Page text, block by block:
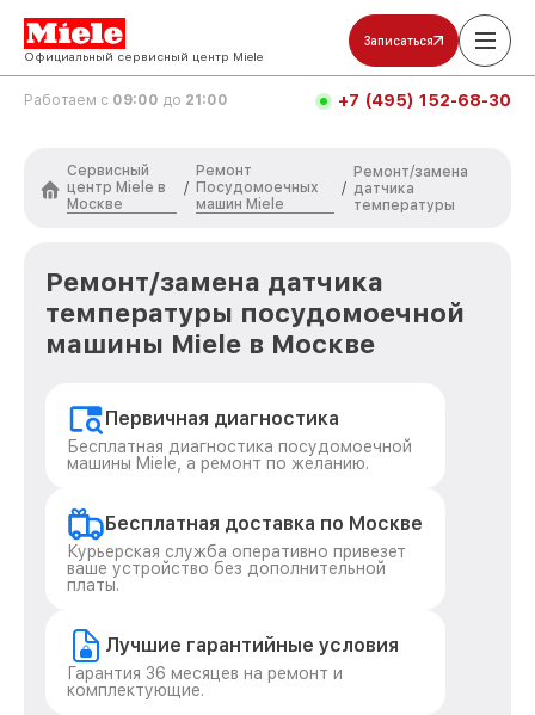
Официальный сервисный центр Miele
Записаться
Работаем с 09:00 до 21:00 +7 (495) 152-68-30
Сервисный
центр Miele в
Москве
/
Ремонт
Посудомоечных
машин Miele
/
Ремонт/замена
датчика
температуры
Ремонт/замена датчика
температуры посудомоечной
машины Miele в Москве
Первичная диагностика
Бесплатная диагностика посудомоечной
машины Miele, а ремонт по желанию.
Бесплатная доставка по Москве
Курьерская служба оперативно привезет
ваше устройство без дополнительной
платы.
Лучшие гарантийные условия
Гарантия 36 месяцев на ремонт и
комплектующие.